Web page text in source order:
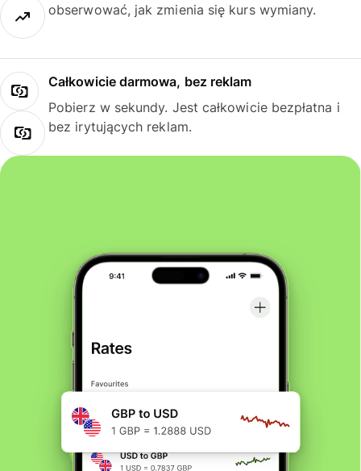
obserwować, jak zmienia się kurs wymiany.
Całkowicie darmowa, bez reklam
Pobierz w sekundy. Jest całkowicie bezpłatna i
bez irytujących reklam.